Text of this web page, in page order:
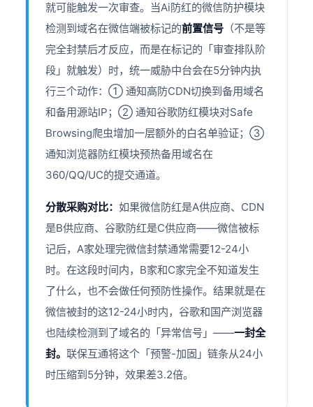
就可能触发一次审查。当Ai防红的微信防护模块
检测到域名在微信端被标记的前置信号 （不是等
完全封禁后才反应，而是在标记的「审查排队阶
段」就触发）时，统一威胁中台会在5分钟内执
行三个动作：① 通知高防CDN切换到备用域名
和备用源站IP；② 通知谷歌防红模块对Safe
Browsing爬虫增加一层额外的白名单验证；③
通知浏览器防红模块预热备用域名在
360/QQ/UC的提交通道。
分散采购对比：如果微信防红是A供应商、CDN
是B供应商、谷歌防红是C供应商——微信被标
记后，A家处理完微信封禁通常需要12-24小
时。在这段时间内，B家和C家完全不知道发生
了什么，也不会做任何预防性操作。结果就是在
微信被封的这12-24小时内，谷歌和国产浏览器
也陆续检测到了域名的「异常信号」——一封全
封。联保互通将这个「预警-加固」链条从24小
时压缩到5分钟，效果差3.2倍。